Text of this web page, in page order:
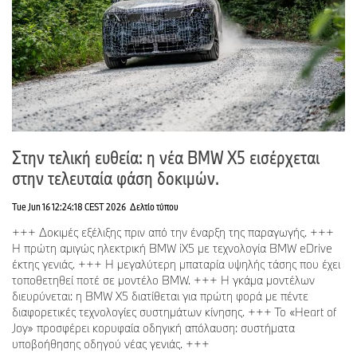
Στην τελική ευθεία: η νέα BMW X5 εισέρχεται
στην τελευταία φάση δοκιμών.
Tue Jun 16 12:24:18 CEST 2026 Δελτίο τύπου
+++ Δοκιμές εξέλιξης πριν από την έναρξη της παραγωγής. +++
Η πρώτη αμιγώς ηλεκτρική BMW iX5 με τεχνολογία BMW eDrive
έκτης γενιάς. +++ Η μεγαλύτερη μπαταρία υψηλής τάσης που έχει
τοποθετηθεί ποτέ σε μοντέλο BMW. +++ Η γκάμα μοντέλων
διευρύνεται: η BMW X5 διατίθεται για πρώτη φορά με πέντε
διαφορετικές τεχνολογίες συστημάτων κίνησης. +++ Το «Heart of
Joy» προσφέρει κορυφαία οδηγική απόλαυση: συστήματα
υποβοήθησης οδηγού νέας γενιάς. +++